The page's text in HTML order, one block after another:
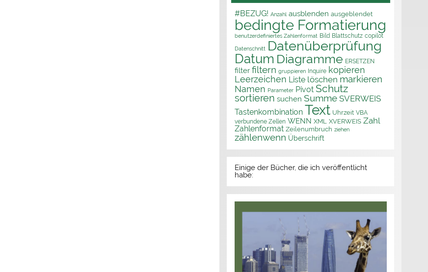
#BEZUG! Anzahl ausblenden ausgeblendet
bedingte Formatierung
benutzerdefiniertes Zahlenformat Bild Blattschutz copilot
Datenschnitt Datenüberprüfung
Datum Diagramme ERSETZEN
filter filtern gruppieren Inquire kopieren
Leerzeichen Liste löschen markieren
Namen Parameter Pivot Schutz
sortieren suchen Summe SVERWEIS
Tastenkombination Text Uhrzeit VBA
verbundene Zellen WENN XML XVERWEIS Zahl
Zahlenformat Zeilenumbruch ziehen
zählenwenn Überschrift
Einige der Bücher, die ich veröffentlicht
habe: